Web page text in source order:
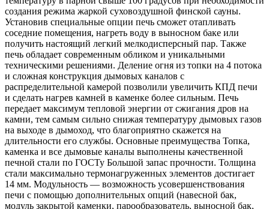
создания режима жаркой суховоздушной финской сауны.
Установив специальные опции печь сможет отапливать
соседние помещения, нагреть воду в выносном баке или
получить настоящий легкий мелкодисперсный пар. Также
печь обладает современным обликом и уникальными
техническими решениями. Деление огня из топки на 4 потока
и сложная конструкция дымовых каналов с
распределительной камерой позволили увеличить КПД печи
и сделать нагрев камней в каменке более сильным. Печь
передает максимум тепловой энергии от сжигания дров на
камни, тем самым сильно снижая температуру дымовых газов
на выходе в дымоход, что благоприятно скажется на
длительности его службы. Основные преимущества Топка,
каменка и все дымовые каналы выполнены качественной
печной стали по ГОСТу Большой запас прочности. Толщина
стали максимально термонагруженных элементов достигает
14 мм. Модульность — возможность усовершенствования
печи с помощью дополнительных опций (навесной бак,
модуль закрытой каменки, парообразователь, выносной бак,